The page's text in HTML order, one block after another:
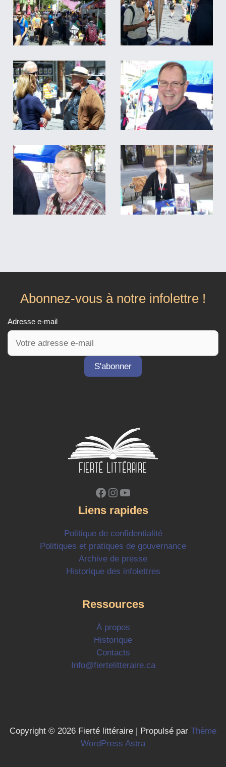
Abonnez-vous à notre infolettre !
Adresse e-mail
Facebook
Instagram
YouTube
Liens rapides
Politique de confidentialité
Politiques et pratiques de gouvernance
Archive de presse
Historique des infolettres
Ressources
À propos
Historique
Contacts
Info@fiertelitteraire.ca
Copyright © 2026 Fierté littéraire | Propulsé par Thème
WordPress Astra